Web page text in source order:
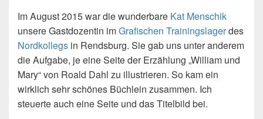
Im August 2015 war die wunderbare Kat Menschik
unsere Gastdozentin imGrafischen Trainingslagerdes
Nordkollegs in Rendsburg. Sie gab uns unter anderem
die Aufgabe, je eine Seite der Erzählung „William und
Mary“ von Roald Dahl zu illustrieren. So kam ein
wirklich sehr schönes Büchlein zusammen. Ich
steuerte auch eine Seite und das Titelbild bei.